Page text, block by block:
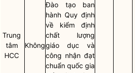
Trung
tâm
HCC
Không
Đào tạo ban
hành Quy định
về kiểm định
chất lượng
giáo dục và
công nhận đạt
chuẩn quốc gia